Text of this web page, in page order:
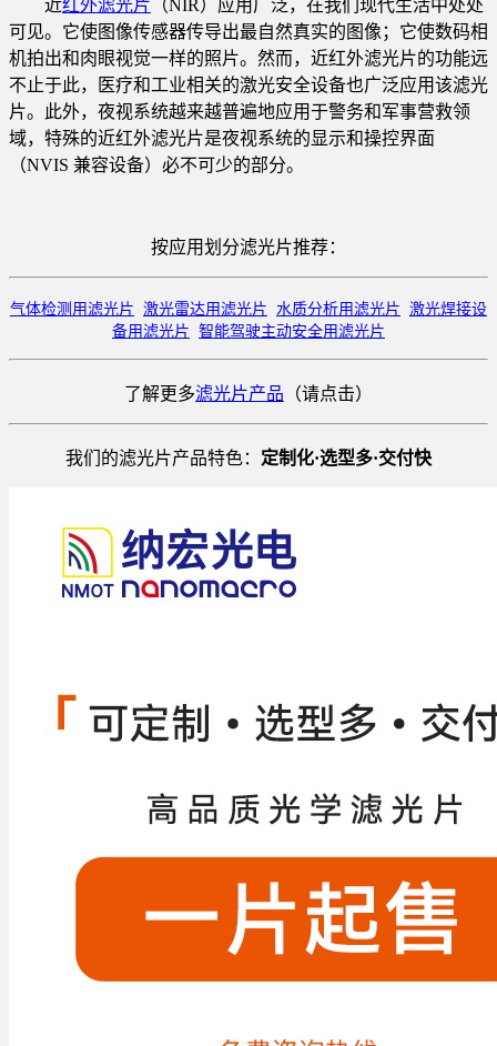
近红外滤光片 （NIR）应用广泛，在我们现代生活中处处
可见。它使图像传感器传导出最自然真实的图像；它使数码相
机拍出和肉眼视觉一样的照片。然而，近红外滤光片的功能远
不止于此，医疗和工业相关的激光安全设备也广泛应用该滤光
片。此外，夜视系统越来越普遍地应用于警务和军事营救领
域，特殊的近红外滤光片是夜视系统的显示和操控界面
（NVIS 兼容设备）必不可少的部分。
按应用划分滤光片推荐：
气体检测用滤光片 激光雷达用滤光片 水质分析用滤光片 激光焊接设
备用滤光片 智能驾驶主动安全用滤光片
了解更多滤光片产品 （请点击）
我们的滤光片产品特色： 定制化·选型多·交付快